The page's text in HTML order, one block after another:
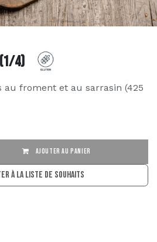
4)
au froment et au sarrasin (425
AJOUTER AU PANIER
à la liste de souhaits